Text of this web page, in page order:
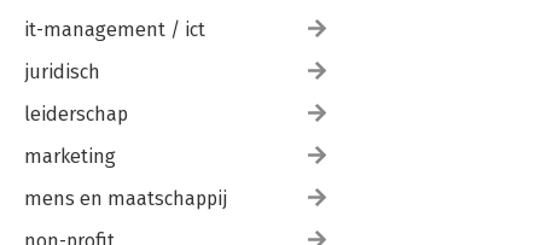
it-management / ict
juridisch
leiderschap
marketing
mens en maatschappij